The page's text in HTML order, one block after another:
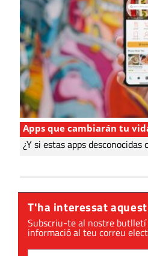
Apps que cambiarán tu
¿Y si estas apps
T'ha interessat
Subscriu-te al nostre butlletí
informació al teu correu